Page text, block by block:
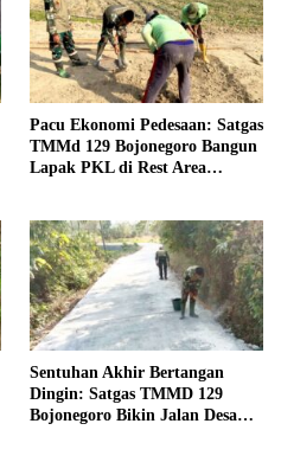
Pacu Ekonomi Pedesaan: Satgas
TMMd 129 Bojonegoro Bangun
Lapak PKL di Rest Area
Sentuhan Akhir Bertangan
Dingin: Satgas TMMD 129
Bojonegoro Bikin Jalan Desa